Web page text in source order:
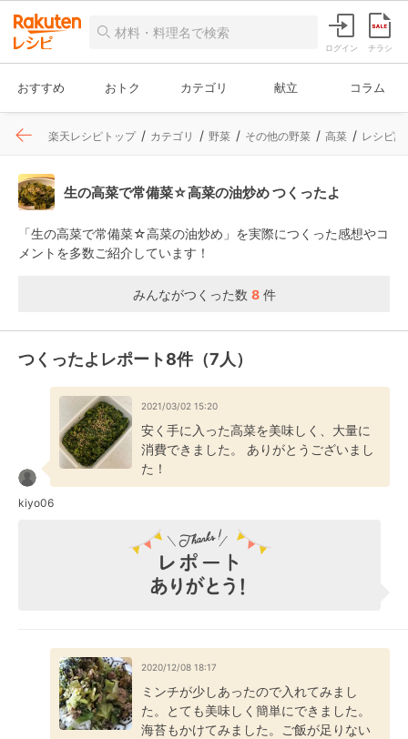
ログイン チラシ
おすすめ おトク カテゴリ 献立 コラム
楽天レシピトップ カテゴリ 野菜 その他の野菜 高菜 レシピ詳
生の高菜で常備菜☆高菜の油炒め つくったよ
「生の高菜で常備菜☆高菜の油炒め」を実際につくった感想やコ
メントを多数ご紹介しています！
みんながつくった数 8件
つくったよレポート8件（7人）
2021/03/02 15:20
安く手に入った高菜を美味しく、大量に
消費できました。 ありがとうございまし
た！
kiyo06
2020/12/08 18:17
ミンチが少しあったので入れてみまし
た。とても美味しく簡単にできました。
海苔もかけてみました。ご飯が足りない